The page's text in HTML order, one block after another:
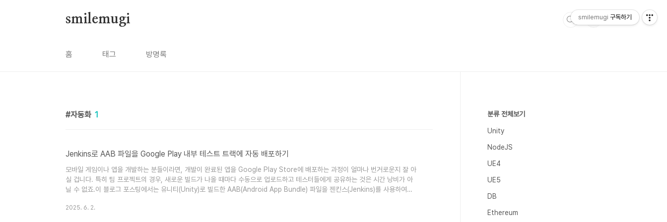
smilemugi
홈 태그 방명록
자동화 1
Jenkins로 AAB 파일을 Google Play 내부 테스트 트랙에 자동 배포하기
모바일 게임이나 앱을 개발하는 분들이라면, 개발이 완료된 앱을 Google Play Store에 배포하는 과정이 얼마나 번거로운지 잘 아
실 겁니다. 특히 팀 프로젝트의 경우, 새로운 빌드가 나올 때마다 수동으로 업로드하고 테스터들에게 공유하는 것은 시간 낭비가 아
닐 수 없죠.이 블로그 포스팅에서는 유니티(Unity)로 빌드한 AAB(Android App Bundle) 파일을 젠킨스(Jenkins)를 사용하여
정해두면 이후 작업이 훨씬 수월해질 거예요! 1. Google Cloud Platform (GCP)에서 서비스 계정 생성 및 권한 설정젠킨스가
2025. 6. 2.
분류 전체보기
Unity
NodeJS
UE4
UE5
DB
Ethereum
smilemugi 구독하기